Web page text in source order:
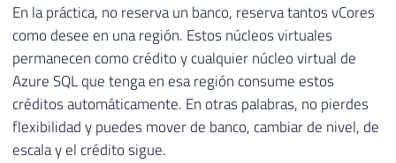
En la práctica, no reserva un banco, reserva tantos vCores
como desee en una región. Estos núcleos virtuales
permanecen como crédito y cualquier núcleo virtual de
Azure SQL que tenga en esa región consume estos
créditos automáticamente. En otras palabras, no pierdes
flexibilidad y puedes mover de banco, cambiar de nivel, de
escala y el crédito sigue.